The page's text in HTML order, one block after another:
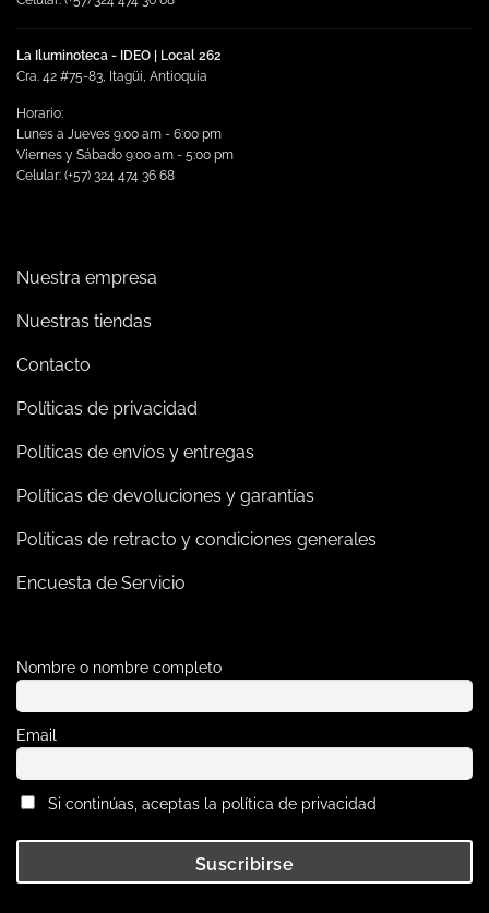
La Iluminoteca - IDEO | Local 262
Cra. 42 #75-83, Itagüi, Antioquia
Horario:
Lunes a Jueves 9:00 am - 6:00 pm
Viernes y Sábado 9:00 am - 5:00 pm
Celular: (+57) 324 474 36 68
Nuestra empresa
Nuestras tiendas
Contacto
Políticas de privacidad
Políticas de envíos y entregas
Políticas de devoluciones y garantías
Políticas de retracto y condiciones generales
Encuesta de Servicio
Nombre o nombre completo
Email
Si continúas, aceptas la política de privacidad